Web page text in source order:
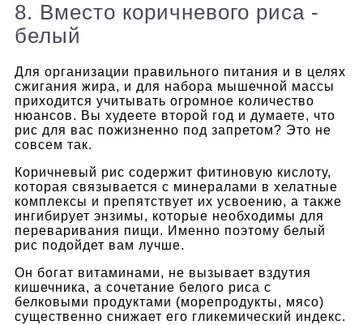
8. Вместо коричневого риса -
белый
Для организации правильного питания и в целях
сжигания жира, и для набора мышечной массы
приходится учитывать огромное количество
нюансов. Вы худеете второй год и думаете, что
рис для вас пожизненно под запретом? Это не
совсем так.
Коричневый рис содержит фитиновую кислоту,
которая связывается с минералами в хелатные
комплексы и препятствует их усвоению, а также
ингибирует энзимы, которые необходимы для
переваривания пищи. Именно поэтому белый
рис подойдет вам лучше.
Он богат витаминами, не вызывает вздутия
кишечника, а сочетание белого риса с
белковыми продуктами (морепродукты, мясо)
существенно снижает его гликемический индекс.